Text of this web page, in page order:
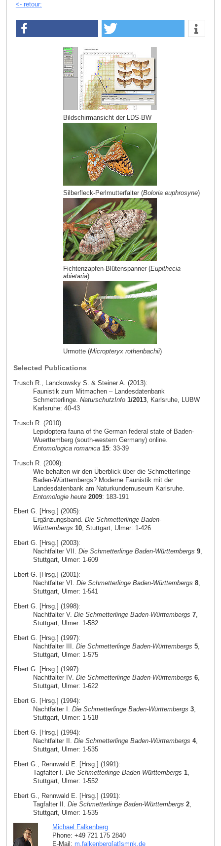
Bildschirmansicht der LDS-BW
Silberfleck-Perlmutterfalter (Boloria euphrosyne)
Fichtenzapfen-Blütenspanner (Eupithecia
abietaria)
Urmotte (Micropteryx rothenbachii)
<- retour:
Selected Publications
Trusch R., Lanckowsky S. & Steiner A. (2013):
Faunistik zum Mitmachen – Landesdatenbank
Schmetterlinge. NaturschutzInfo 1/2013, Karlsruhe, LUBW
Karlsruhe: 40-43
Trusch R. (2010):
Lepidoptera fauna of the German federal state of Baden-
Wuerttemberg (south-western Germany) online.
Entomologica romanica 15: 33-39
Trusch R. (2009):
Wie behalten wir den Überblick über die Schmetterlinge
Baden-Württembergs? Moderne Faunistik mit der
Landesdatenbank am Naturkundemuseum Karlsruhe.
Entomologie heute 2009: 183-191
Ebert G. [Hrsg.] (2005):
Ergänzungsband. Die Schmetterlinge Baden-
Württembergs 10, Stuttgart, Ulmer: 1-426
Ebert G. [Hrsg.] (2003):
Nachtfalter VII. Die Schmetterlinge Baden-Württembergs 9,
Stuttgart, Ulmer: 1-609
Ebert G. [Hrsg.] (2001):
Nachtfalter VI. Die Schmetterlinge Baden-Württembergs 8,
Stuttgart, Ulmer: 1-541
Ebert G. [Hrsg.] (1998):
Nachtfalter V. Die Schmetterlinge Baden-Württembergs 7,
Stuttgart, Ulmer: 1-582
Ebert G. [Hrsg.] (1997):
Nachtfalter III. Die Schmetterlinge Baden-Württembergs 5,
Stuttgart, Ulmer: 1-575
Ebert G. [Hrsg.] (1997):
Nachtfalter IV. Die Schmetterlinge Baden-Württembergs 6,
Stuttgart, Ulmer: 1-622
Ebert G. [Hrsg.] (1994):
Nachtfalter I. Die Schmetterlinge Baden-Württembergs 3,
Stuttgart, Ulmer: 1-518
Ebert G. [Hrsg.] (1994):
Nachtfalter II. Die Schmetterlinge Baden-Württembergs 4,
Stuttgart, Ulmer: 1-535
Ebert G., Rennwald E. [Hrsg.] (1991):
Tagfalter I. Die Schmetterlinge Baden-Württembergs 1,
Stuttgart, Ulmer: 1-552
Ebert G., Rennwald E. [Hrsg.] (1991):
Tagfalter II. Die Schmetterlinge Baden-Württembergs 2,
Stuttgart, Ulmer: 1-535
Michael Falkenberg
Phone: +49 721 175 2840
E-Mail: m.falkenberg[at]smnk.de